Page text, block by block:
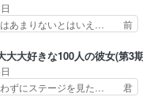
刺客を… ふぃーねと町の様
窃…
ないからどう思… 今期のバ
OPアニメ。… 初デートで
る姿も冬月… 特に大きな事
も冬月… 3話までは主人公
ずっ… 花火購入に浅草へ…
問…
はあまりないとはいえ… 前
ス約束された死… ミミの
れたのは拍子抜… 蘇生魔法
窮まったら手… 蘇生魔法ヤ
たら詰んで… アニメオタク
大好きな100人の彼女(第3期)
わずにステージを見た… 君